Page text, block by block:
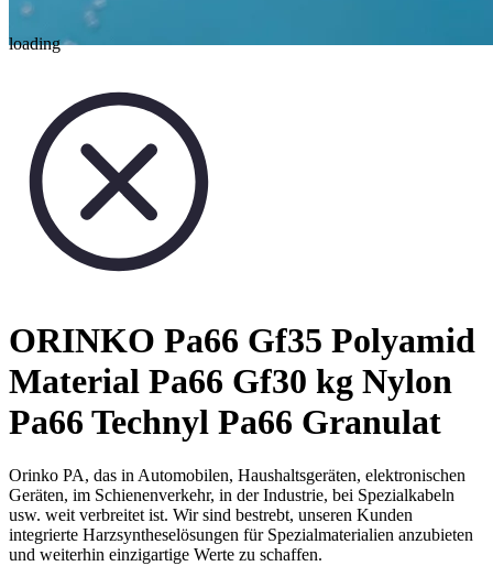
loading
ORINKO Pa66 Gf35 Polyamid
Material Pa66 Gf30 kg Nylon
Pa66 Technyl Pa66 Granulat
Orinko PA, das in Automobilen, Haushaltsgeräten, elektronischen
Geräten, im Schienenverkehr, in der Industrie, bei Spezialkabeln
usw. weit verbreitet ist. Wir sind bestrebt, unseren Kunden
integrierte Harzsyntheselösungen für Spezialmaterialien anzubieten
und weiterhin einzigartige Werte zu schaffen.